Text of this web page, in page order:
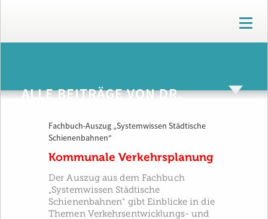
T
o
g
n
ALLE BEITRÄGE VON DR.
Fachbuch-Auszug „Systemwissen Städtische
Schienenbahnen“
Kommunale Verkehrsplanung
Der Auszug aus dem Fachbuch
„Systemwissen Städtische
Schienenbahnen“ gibt Einblicke in die
Themen Verkehrsentwicklungs- und